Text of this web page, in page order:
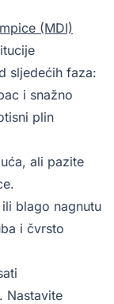
(MDI)
sljedećih faza:
i snažno
plin
ali pazite
blago nagnutu
i čvrsto
Nastavite